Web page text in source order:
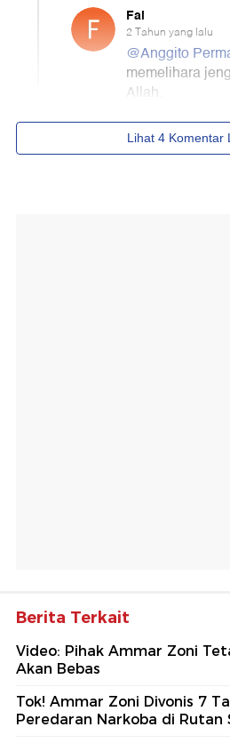
Berita Terkait
Video: Pihak Ammar Zoni
Akan Bebas
Tok! Ammar Zoni Divonis 7
Peredaran Narkoba di Rutan